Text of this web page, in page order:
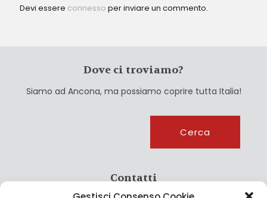
Devi essere connesso per inviare un commento.
Dove ci troviamo?
Siamo ad Ancona, ma possiamo coprire tutta Italia!
Cerca
Contatti